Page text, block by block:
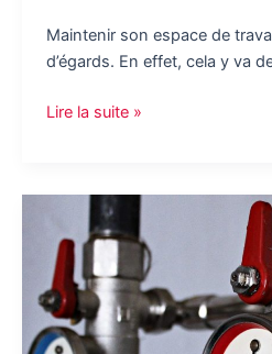
Maintenir son espace de
d’égards. En effet, cela y va
Les
travailler
un
environnement
propre
Lire la suite »